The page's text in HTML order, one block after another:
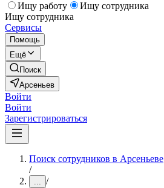
Ищу работу
Ищу сотрудника
Ищу сотрудника
Сервисы
Помощь
Ещё
Поиск
Арсеньев
Войти
Войти
Зарегистрироваться
Поиск сотрудников в Арсеньеве
/
... /